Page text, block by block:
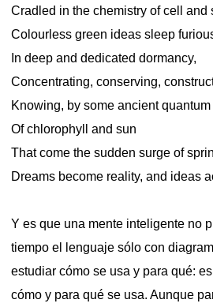
Cradled in the chemistry of cell and
Colourless green ideas sleep
In deep and dedicated dormancy,
Concentrating, conserving,
Knowing, by some ancient
Of chlorophyll and sun
That come the sudden surge of
Dreams become reality, and ideas
Y es que una mente inteligente no
tiempo el lenguaje sólo con
estudiar cómo se usa y para qué:
cómo y para qué se usa. Aunque